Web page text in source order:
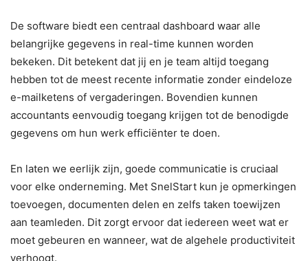
De software biedt een centraal dashboard waar alle
belangrijke gegevens in real-time kunnen worden
bekeken. Dit betekent dat jij en je team altijd toegang
hebben tot de meest recente informatie zonder eindeloze
e-mailketens of vergaderingen. Bovendien kunnen
accountants eenvoudig toegang krijgen tot de benodigde
gegevens om hun werk efficiënter te doen.
En laten we eerlijk zijn, goede communicatie is cruciaal
voor elke onderneming. Met SnelStart kun je opmerkingen
toevoegen, documenten delen en zelfs taken toewijzen
aan teamleden. Dit zorgt ervoor dat iedereen weet wat er
moet gebeuren en wanneer, wat de algehele productiviteit
verhoogt.